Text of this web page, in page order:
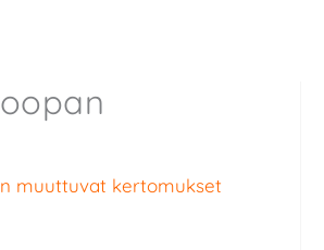
muuttuvat kertomukset